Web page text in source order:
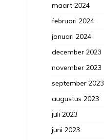
maart 2024
februari 2024
januari 2024
december 2023
november 2023
september 2023
augustus 2023
juli 2023
juni 2023